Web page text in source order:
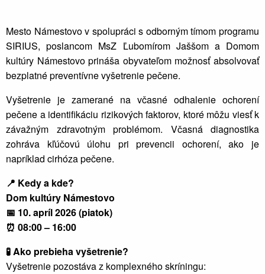
Mesto Námestovo v spolupráci s odborným tímom programu
SIRIUS, poslancom MsZ Ľubomírom Jaššom a Domom
kultúry Námestovo prináša obyvateľom možnosť absolvovať
bezplatné preventívne vyšetrenie pečene.
Vyšetrenie je zamerané na včasné odhalenie ochorení
pečene a identifikáciu rizikových faktorov, ktoré môžu viesť k
závažným zdravotným problémom. Včasná diagnostika
zohráva kľúčovú úlohu pri prevencii ochorení, ako je
napríklad cirhóza pečene.
📍 Kedy a kde?
Dom kultúry Námestovo
📅 10. apríl 2026 (piatok)
⏰ 08:00 – 16:00
🧪Ako prebieha vyšetrenie?
Vyšetrenie pozostáva z komplexného skríningu: